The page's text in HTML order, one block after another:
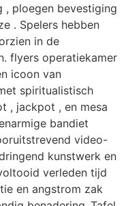
, ploegen bevestiging
. Spelers hebben
in de
flyers operatiekamer
icoon van
spiritualistisch
, jackpot , en mesa
bandiet
video-
kunstwerk en
verleden tijd
en angstrom zak